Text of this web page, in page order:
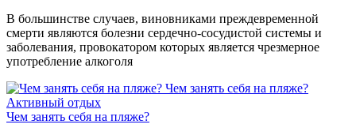
В большинстве случаев, виновниками преждевременной
смерти являются болезни сердечно-сосудистой системы и
заболевания, провокатором которых является чрезмерное
употребление алкоголя
Чем занять себя на пляже?
Активный отдых
Чем занять себя на пляже?